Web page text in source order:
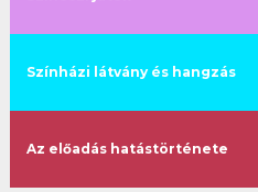
Színházi látvány és hangzás
Az előadás hatástörténete